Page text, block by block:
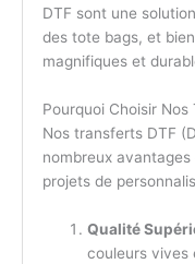
DTF sont une
des tote bags, et
magnifiques et
Pourquoi Choisir Nos
Nos transferts DTF
nombreux
projets de
Qualité
couleurs vives